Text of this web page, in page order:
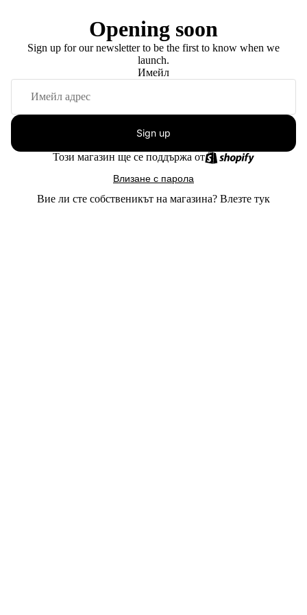
Opening soon
Sign up for our newsletter to be the first to know when we
launch.
Имейл
Sign up
Този магазин ще се поддържа от
Влизане с парола
Вие ли сте собственикът на магазина? Влезте тук